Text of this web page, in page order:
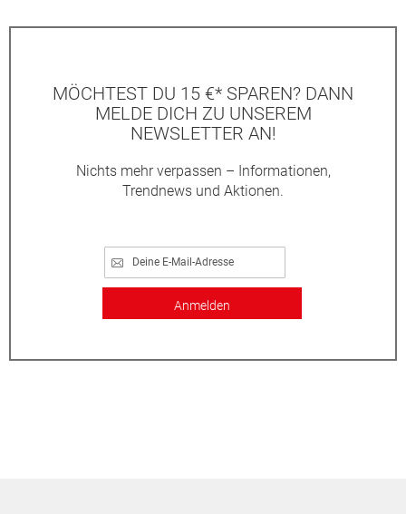
MÖCHTEST DU 15 €* SPAREN? DANN
MELDE DICH ZU UNSEREM
NEWSLETTER AN!
Nichts mehr verpassen – Informationen,
Trendnews und Aktionen.
Anmelden